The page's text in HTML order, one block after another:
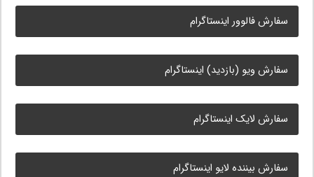
سفارش فالوور اینستاگرام
سفارش ویو (بازدید) اینستاگرام
سفارش لایک اینستاگرام
سفارش بیننده لایو اینستاگرام